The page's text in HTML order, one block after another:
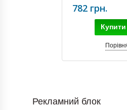
782 грн.
Купити
Рекламний блок